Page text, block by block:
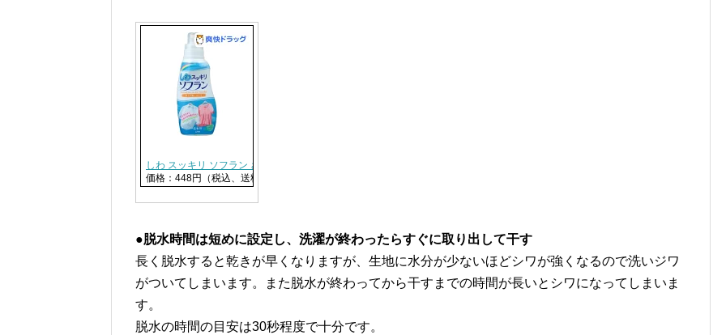
しわ スッキリ ソフラン さわやかなフルーティーフローラルの香り 本体(650mL)【ソフラン】
価格：448円（税込、送料別)
●脱水時間は短めに設定し、洗濯が終わったらすぐに取り出して干す
長く脱水すると乾きが早くなりますが、生地に水分が少ないほどシワが強くなるので洗いジワ
がついてしまいます。また脱水が終わってから干すまでの時間が長いとシワになってしまいま
す。
脱水の時間の目安は30秒程度で十分です。